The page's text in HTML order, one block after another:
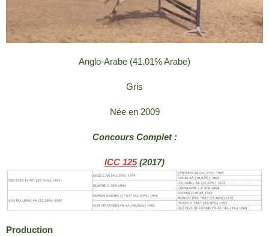
Anglo-Arabe (41.01% Arabe)
Gris
Née en 2009
Concours Complet :
ICC 125(2017)
Production